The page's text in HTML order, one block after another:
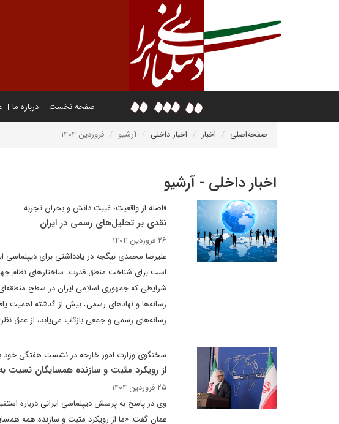
صفحه نخست درباره ما
صفحه‌اصلی اخبار اخبار داخلی آرشیو فروردین ۱۴۰۴
اخبار داخلی - آرشیو
فاصله از واقعیت، غیبت دانش و بحران تجربه
نقدی بر تحلیل‌های رسمی در ایران
۲۶ فروردین ۱۴۰۴
علیرضا محمدی نیگجه در یادداشتی برای دیپلماسی
است برای شناخت منطق قدرت، ساختارهای نظام
شرایطی که جمهوری اسلامی ایران در سطح
رسانه‌ها و نهادهای رسمی، بیش از گذشته اهمیت
رسانه‌های رسمی و جمعی بازتاب می‌یابد، از عمق
سخنگوی وزارت امور خارجه در نشست هفتگی خود
از رویکرد مثبت و سازنده همسایگان نسبت
۲۵ فروردین ۱۴۰۴
وی در پاسخ به پرسش دیپلماسی ایرانی درباره
عمان گفت: «ما از رویکرد مثبت و سازنده همه